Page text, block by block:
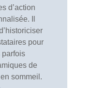
d’action
Il
pour
parfois
de
sommeil.